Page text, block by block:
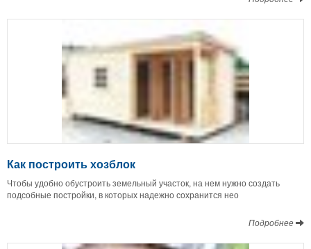
Как построить хозблок
Чтобы удобно обустроить земельный участок, на нем нужно создать
подсобные постройки, в которых надежно сохранится нео
Подробнее